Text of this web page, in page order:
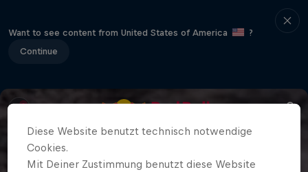
Want to see content from United States of America
?
Continue
Diese Website benutzt technisch notwendige
Cookies.
Mit Deiner Zustimmung benutzt diese Website